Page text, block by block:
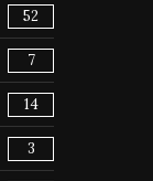
52
7
14
3